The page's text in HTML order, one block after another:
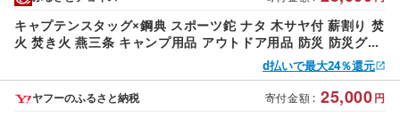
キャプテンスタッグ×鋼典 スポーツ鉈 ナタ 木サヤ付 薪割り 焚
火 焚き火 燕三条 キャンプ用品 アウトドア用品 防災 防災グッ
d払いで最大24％還元
寄付金額 : 25,000円
ヤフーのふるさと納税